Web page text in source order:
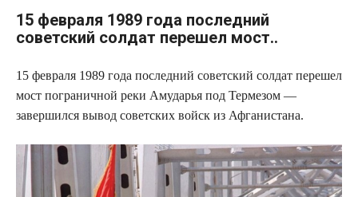
15 февраля 1989 года последний
советский солдат перешел мост..
15 февраля 1989 года последний советский солдат перешел
мост пограничной реки Амударья под Термезом —
завершился вывод советских войск из Афганистана.